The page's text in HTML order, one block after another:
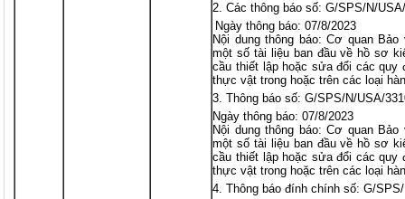
Các thông báo số: G/SPS/N/
Ngày thông báo: 07/8/2023
Nội dung thông báo: Cơ quan
một số tài liệu ban đầu về hồ sơ
cầu thiết lập hoặc sửa đổi các
thực vật trong hoặc trên các loại
Thông báo số: G/SPS/N/USA/
Ngày thông báo: 07/8/2023
Nội dung thông báo: Cơ quan
một số tài liệu ban đầu về hồ sơ
cầu thiết lập hoặc sửa đổi các
thực vật trong hoặc trên các loại
Thông báo đính chính số: G/